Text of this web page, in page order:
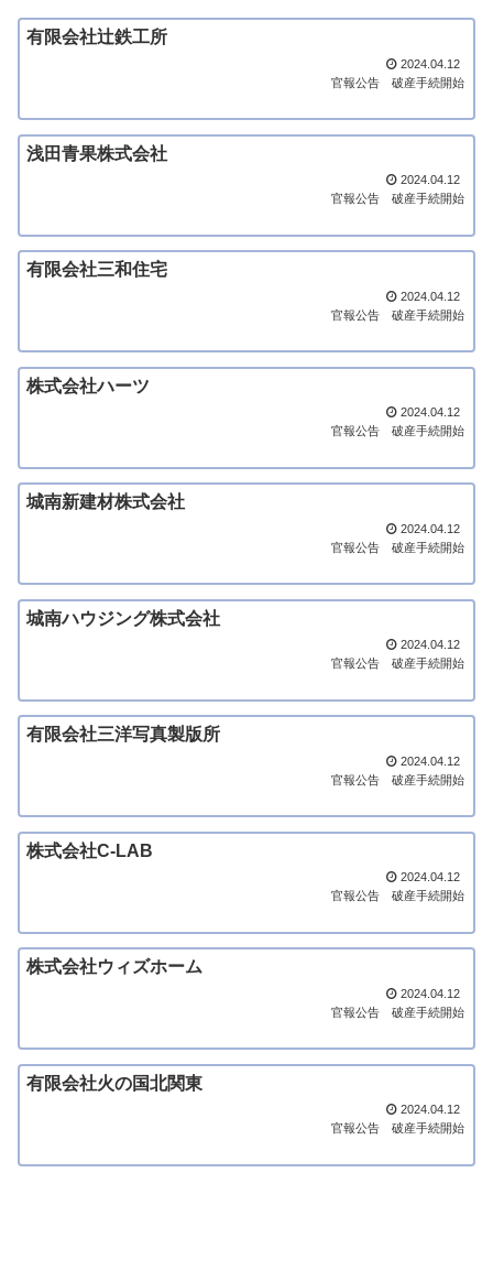
有限会社辻鉄工所
2024.04.12
官報公告
破産手続開始
浅田青果株式会社
2024.04.12
官報公告
破産手続開始
有限会社三和住宅
2024.04.12
官報公告
破産手続開始
株式会社ハーツ
2024.04.12
官報公告
破産手続開始
城南新建材株式会社
2024.04.12
官報公告
破産手続開始
城南ハウジング株式会社
2024.04.12
官報公告
破産手続開始
有限会社三洋写真製版所
2024.04.12
官報公告
破産手続開始
株式会社C-LAB
2024.04.12
官報公告
破産手続開始
株式会社ウィズホーム
2024.04.12
官報公告
破産手続開始
有限会社火の国北関東
2024.04.12
官報公告
破産手続開始